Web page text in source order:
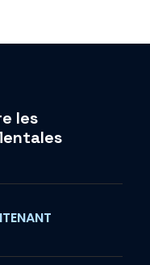
les